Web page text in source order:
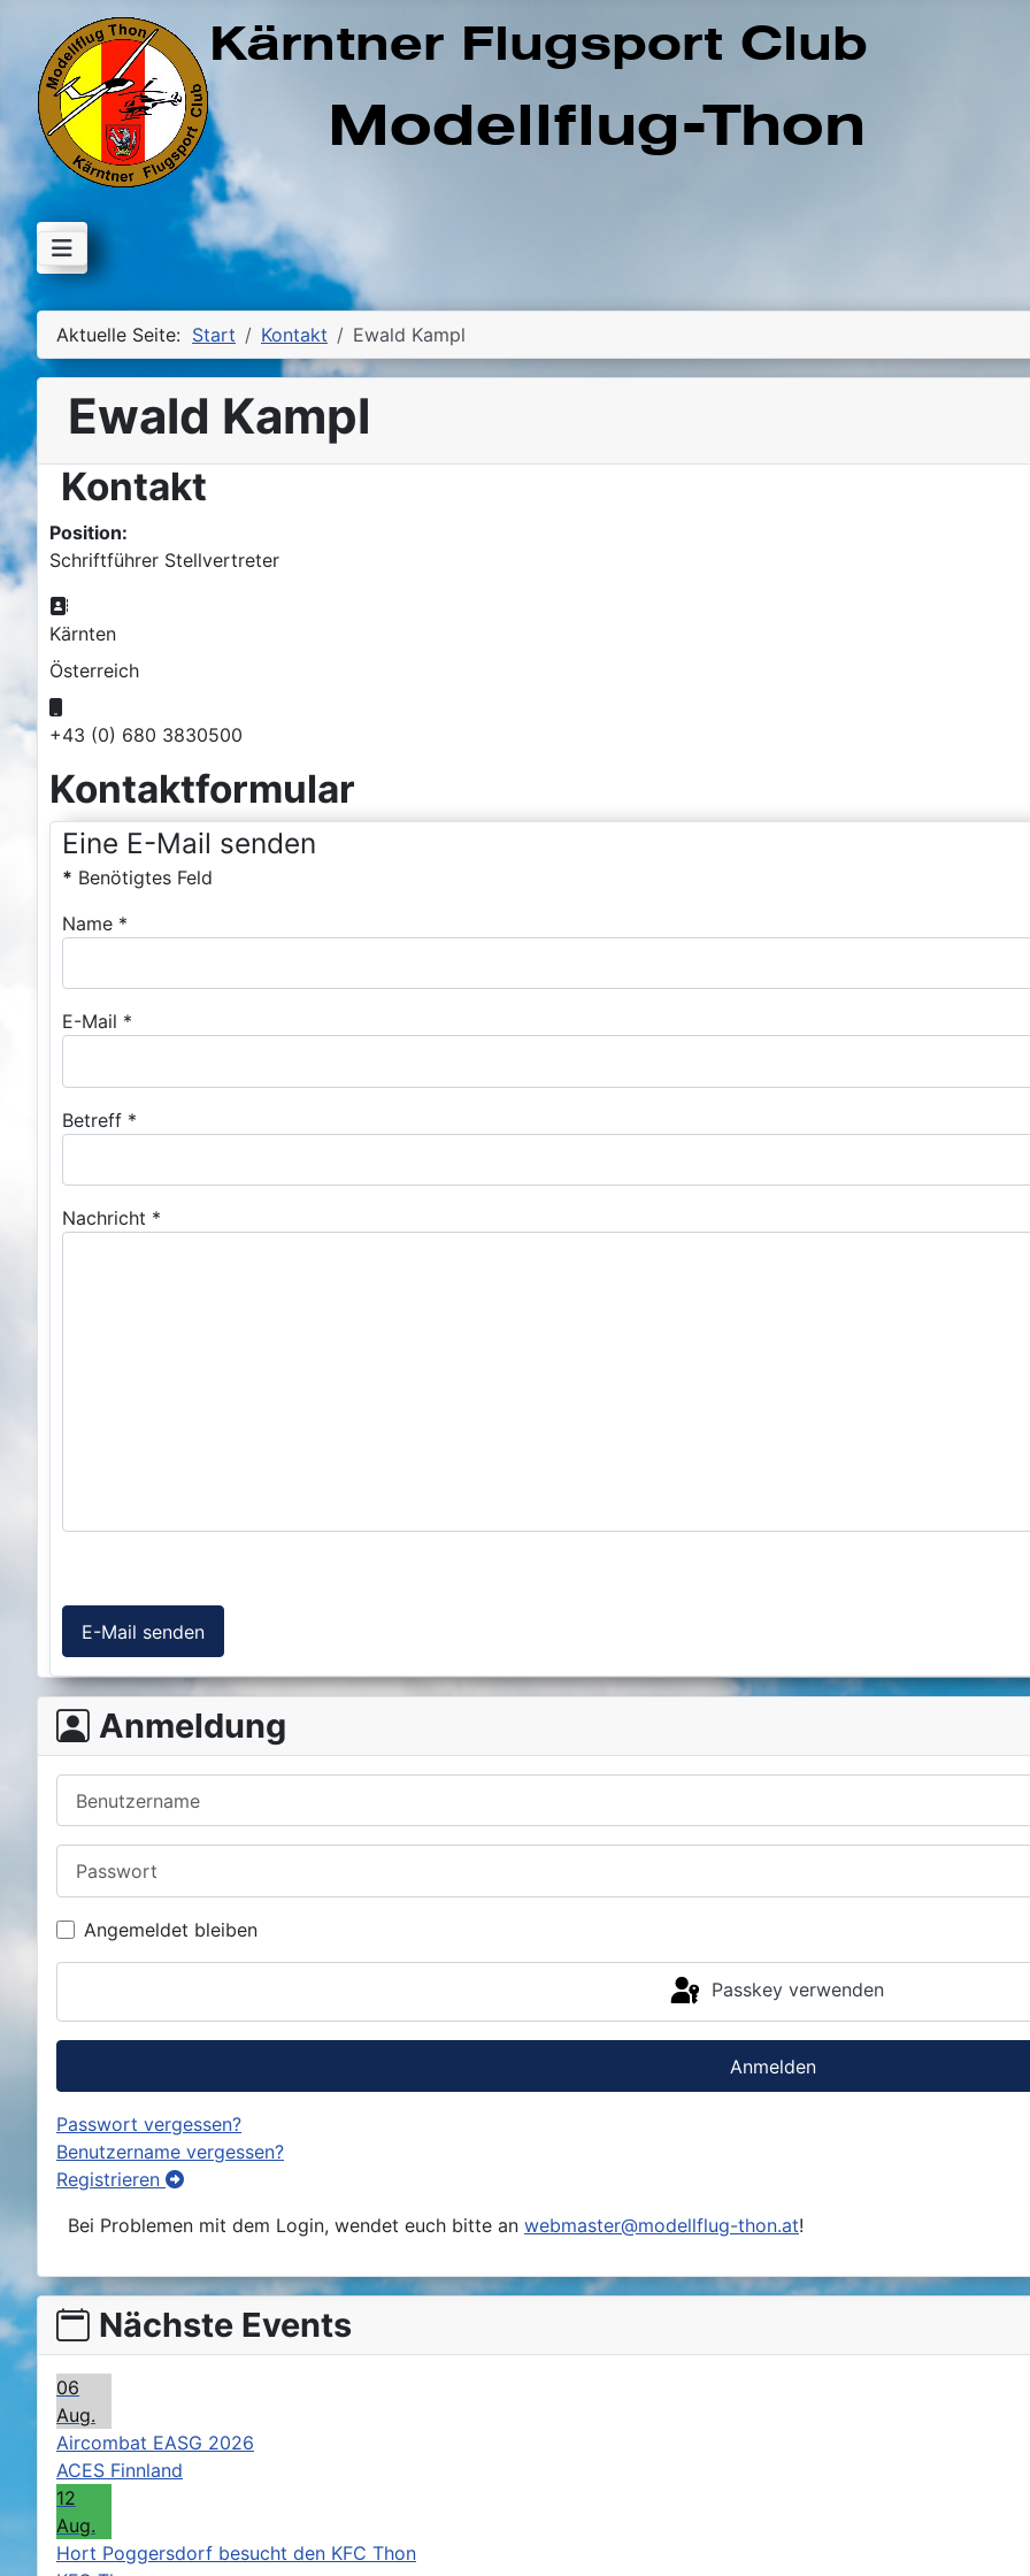
Nächste Events
06
Aug.
Aircombat EASG 2026
ACES Finnland
12
Aug.
Hort Poggersdorf besucht den KFC Thon
Aktuelle Seite: Start Kontakt Ewald Kampl
Ewald Kampl
Kontakt
Position:
Schriftführer Stellvertreter
Adresse:
Kärnten
Österreich
+43 (0) 680 3830500
Kontaktformular
Eine E-Mail senden
* Benötigtes Feld
Name *
E-Mail *
Betreff *
Nachricht *
E-Mail senden
Anmeldung
Angemeldet bleiben
Passkey verwenden
Anmelden
Passwort vergessen?
Benutzername vergessen?
Registrieren
Bei Problemen mit dem Login, wendet euch bitte an webmaster@modellflug-thon.at!